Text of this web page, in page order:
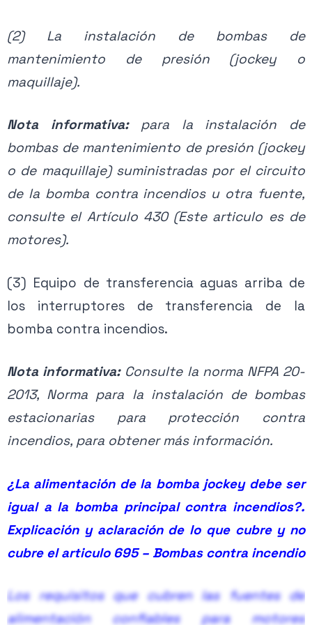
(2) La instalación de bombas de
mantenimiento de presión (jockey o
maquillaje).
Nota informativa:para la instalación de
bombas de mantenimiento de presión (jockey
o de maquillaje) suministradas por el circuito
de la bomba contra incendios u otra fuente,
consulte el Artículo 430 (Este articulo es de
motores).
(3) Equipo de transferencia aguas arriba de
los interruptores de transferencia de la
bomba contra incendios.
Nota informativa:Consulte la norma NFPA 20-
2013, Norma para la instalación de bombas
estacionarias para protección contra
incendios, para obtener más información.
¿La alimentaciónde la bomba jockey debe ser
igual a la bomba principal contra incendios?.
Explicación y aclaraciónde lo que cubre y no
cubre el articulo 695 – Bombas contra incendio
Los requisitos que cubren las fuentes de
alimentación confiables para motores